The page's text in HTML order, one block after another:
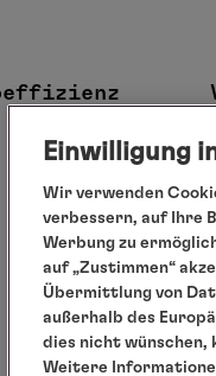
Einwilligung
Wir verwenden
verbessern, auf Ihre
Werbung zu
auf „Zustimmen“
Übermittlung von
außerhalb des
dies nicht wünschen,
Weitere